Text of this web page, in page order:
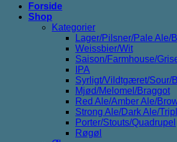
Forside
Shop
Kategorier
Lager/Pilsner/Pale Ale/
Weissbier/Wit
Saison/Farmhouse/
IPA
Syrligt/Vildtgæret/Sour/
Mjød/Melomel/Braggot
Red Ale/Amber Ale/
Strong Ale/Dark Ale/
Porter/Stouts/Quadrupel
Røgøl